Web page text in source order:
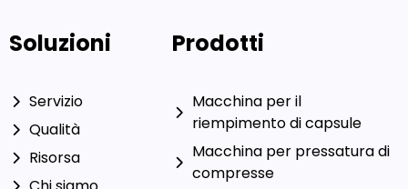
Soluzioni Prodotti
Macchina per il
riempimento di capsule
Macchina per pressatura di